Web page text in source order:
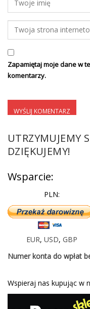
Zapamiętaj moje dane w
komentarzy.
UTRZYMUJEMY
DZIĘKUJEMY!
Wsparcie:
PLN:
EUR, USD, GBP
Numer konta do wpłat
Wspieraj nas kupując w